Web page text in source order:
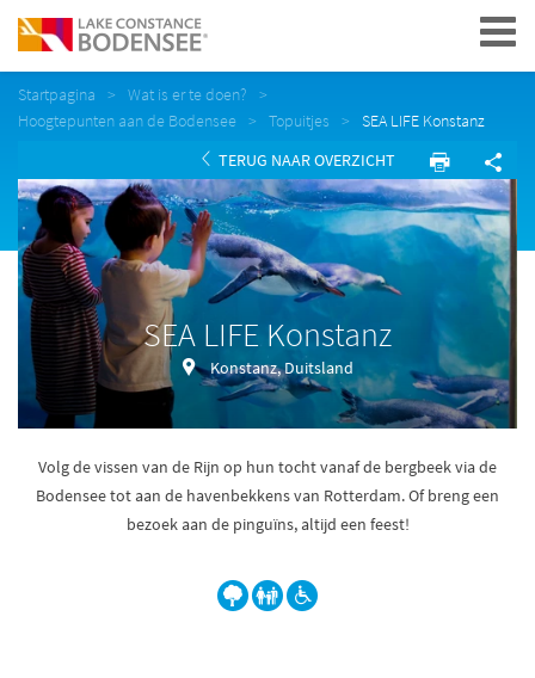
Navigation
Startpagina
Wat is er te doen?
Hoogtepunten aan de Bodensee
Topuitjes
SEA LIFE Konstanz
TERUG NAAR OVERZICHT
SEA LIFE Konstanz
Konstanz, Duitsland
Volg de vissen van de Rijn op hun tocht vanaf de bergbeek via de
Bodensee tot aan de havenbekkens van Rotterdam. Of breng een
bezoek aan de pinguïns, altijd een feest!